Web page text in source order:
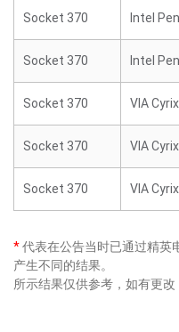
Socket 370 Intel
Socket 370 Intel
Socket 370 VIA Cyrix
Socket 370 VIA Cyrix
Socket 370 VIA Cyrix
*代表在公告当时已通过精英
产生不同的结果。
所示结果仅供参考，如有更改